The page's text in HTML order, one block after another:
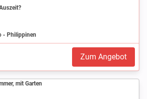
- Philippinen
Zum Angebot